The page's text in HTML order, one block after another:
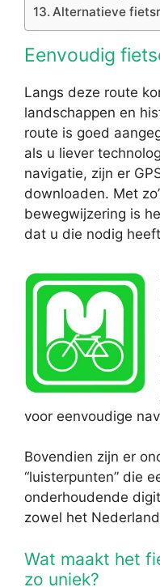
Alternatieve
Eenvoudig
Langs deze route
landschappen en
route is goed
als u liever
navigatie, zijn er
downloaden. Met
bewegwijzering is
dat u die nodig
voor eenvoudige
Bovendien zijn er
“luisterpunten” die
onderhoudende
zowel het
Wat maakt het
zo uniek?